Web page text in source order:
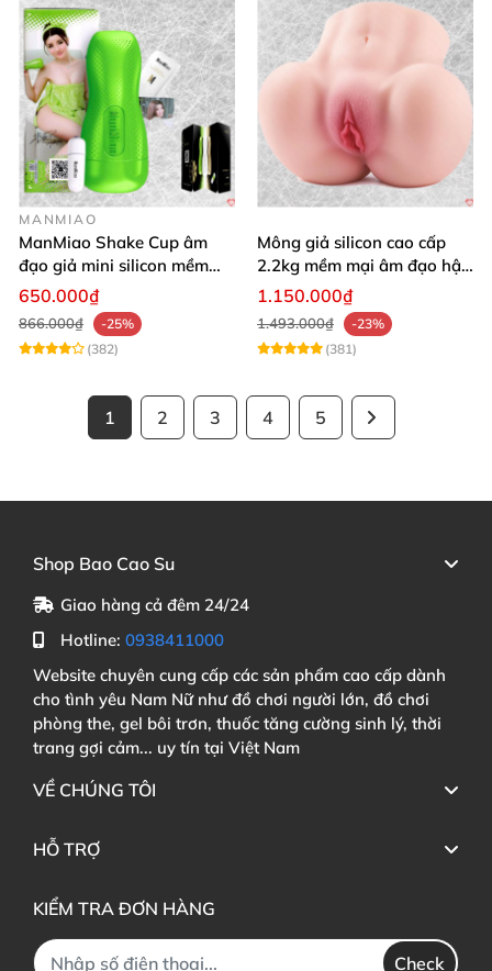
MANMIAO
ManMiao Shake Cup âm
đạo giả mini silicon mềm
mại kích thích mạnh
650.000₫
866.000₫
-25%
(382)
Mông giả silicon cao cấp
2.2kg mềm mại âm đạo hậu
môn khít
1.150.000₫
1.493.000₫
-23%
(381)
1 2 3 4 5
Shop Bao Cao Su
Giao hàng cả đêm 24/24
Hotline: 0938411000
Website chuyên cung cấp các sản phẩm cao cấp dành
cho tình yêu Nam Nữ như đồ chơi người lớn, đồ chơi
phòng the, gel bôi trơn, thuốc tăng cường sinh lý, thời
trang gợi cảm... uy tín tại Việt Nam
VỀ CHÚNG TÔI
HỖ TRỢ
KIỂM TRA ĐƠN HÀNG
Check